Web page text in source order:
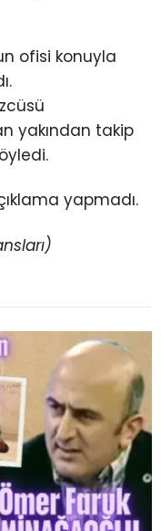
ofisi konuyla
yakından takip
yapmadı.